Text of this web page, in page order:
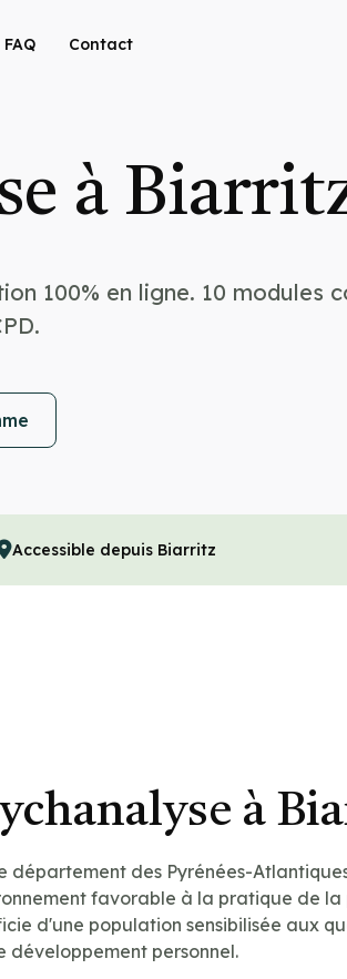
FAQ Contact
à
100% en ligne. 10 modules
Accessible depuis Biarritz
à
département des Pyrénées-
favorable à la pratique de la
d'une population sensibilisée aux
développement personnel.